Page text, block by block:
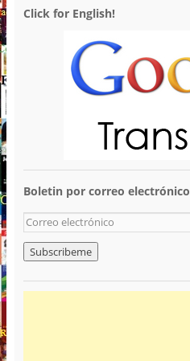
Click for English!
Boletin por correo electrónico